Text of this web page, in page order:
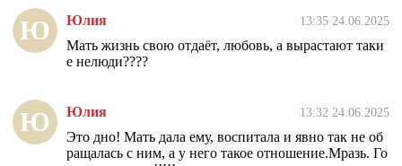
Ю Юлия 13:35 24.06.2025
Мать жизнь свою отдаёт, любовь, а вырастают таки
е нелюди????
Ю Юлия 13:32 24.06.2025
Это дно! Мать дала ему, воспитала и явно так не об
ращалась с ним, а у него такое отношение.Мразь. Го